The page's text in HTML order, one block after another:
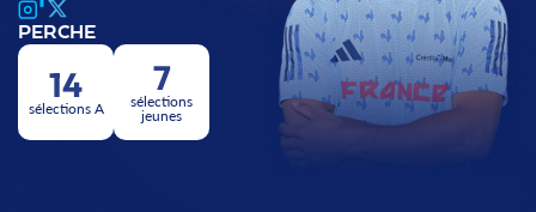
PERCHE
14
sélections A
7
sélections
jeunes